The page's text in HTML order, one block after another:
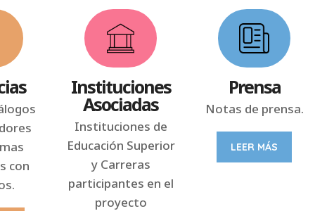
con
Instituciones
Asociadas
Instituciones de
Educación Superior
y Carreras
participantes en el
proyecto
Prensa
Notas de prensa.
LEER MÁS